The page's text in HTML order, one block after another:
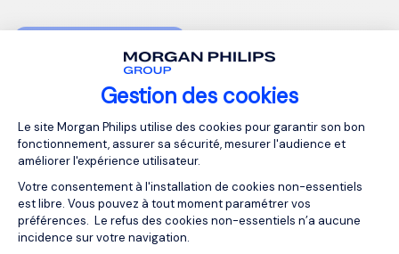
Gestion des cookies
Plateforme de Gestion du
Le site Morgan Philips utilise des cookies pour garantir son bon
fonctionnement, assurer sa sécurité, mesurer l'audience et
améliorer l'expérience utilisateur.
Votre consentement à l'installation de cookies non-essentiels
est libre. Vous pouvez à tout moment paramétrer vos
préférences. Le refus des cookies non-essentiels n’a aucune
incidence sur votre navigation.
我们的资源
相关文章